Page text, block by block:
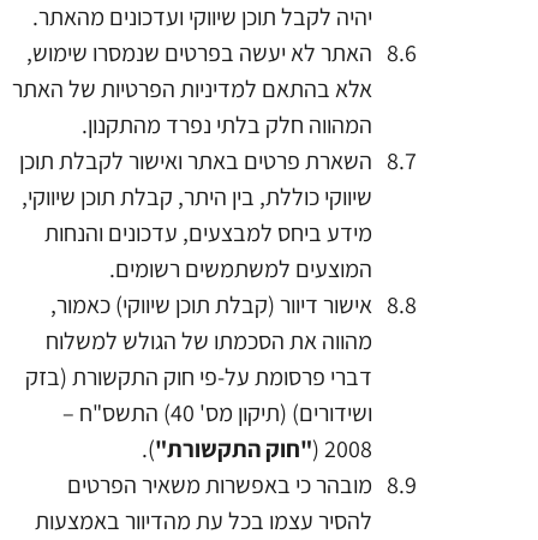
יהיה לקבל תוכן שיווקי ועדכונים מהאתר.
האתר לא יעשה בפרטים שנמסרו שימוש,
אלא בהתאם למדיניות הפרטיות של האתר
המהווה חלק בלתי נפרד מהתקנון.
השארת פרטים באתר ואישור לקבלת תוכן
שיווקי כוללת, בין היתר, קבלת תוכן שיווקי,
מידע ביחס למבצעים, עדכונים והנחות
המוצעים למשתמשים רשומים.
אישור דיוור (קבלת תוכן שיווקי) כאמור,
מהווה את הסכמתו של הגולש למשלוח
דברי פרסומת על-פי חוק התקשורת (בזק
ושידורים) (תיקון מס' 40) התשס"ח –
2008 ( "חוק התקשורת").
מובהר כי באפשרות משאיר הפרטים
להסיר עצמו בכל עת מהדיוור באמצעות